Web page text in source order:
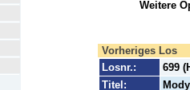
Weitere
Vorheriges Los
Losnr.:
699
Titel: